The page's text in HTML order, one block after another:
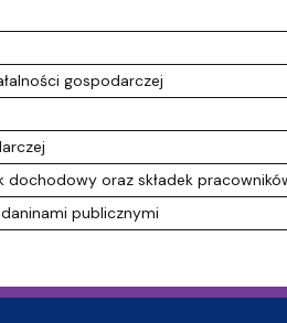
gospodarczej
dochodowy oraz składek
publicznymi